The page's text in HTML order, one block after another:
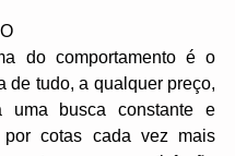
do comportamento é o
de tudo, a qualquer preço,
uma busca constante e
por cotas cada vez mais